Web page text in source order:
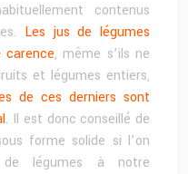
contenus
Les jus de légumes
, même s’ils ne
et légumes entiers,
de ces derniers sont
. Il est donc conseillé de
forme solide si l’on
légumes à notre